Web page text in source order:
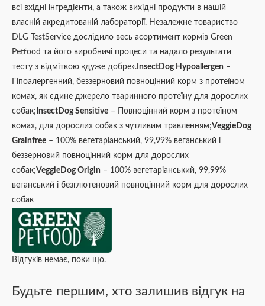
всі вхідні інгредієнти, а також вихідні продукти в нашій
власній акредитованій лабораторії. Незалежне товариство
DLG TestService дослідило весь асортимент кормів Green
Petfood та його виробничі процеси та надало результати
тесту з відміткою «дуже добре». InsectDog Hypoallergen –
Гіпоалергенний, беззерновий повноцінний корм з протеїном
комах, як єдине джерело тваринного протеїну для дорослих
собак; InsectDog Sensitive – Повноцінний корм з протеїном
комах, для дорослих собак з чутливим травленням;VeggieDog
Grainfree – 100% вегетаріанський, 99,99% веганський і
беззерновий повноцінний корм для дорослих
собак;VeggieDog Origin – 100% вегетаріанський, 99,99%
веганський і безглютеновий повноцінний корм для дорослих
собак
Відгуків немає, поки що.
Будьте першим, хто залишив відгук на